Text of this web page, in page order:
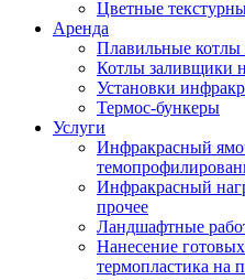
Цветные
Аренда
Плавильные котлы
Котлы заливщики
Установки
Термос-бункеры
Услуги
Инфракрасный
Инфракрасный
прочее
Ландшафтные
Нанесение
термопластика на